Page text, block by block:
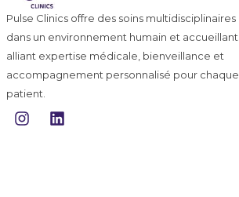
Pulse Clinics offre des soins multidisciplinaires
dans un environnement humain et accueillant,
alliant expertise médicale, bienveillance et
accompagnement personnalisé pour chaque
patient.
I
n
L
i